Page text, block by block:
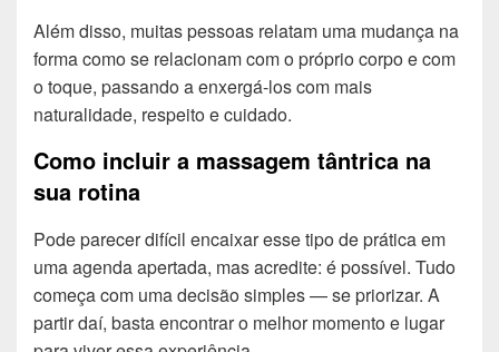
Além disso, muitas pessoas relatam uma mudança na
forma como se relacionam com o próprio corpo e com
o toque, passando a enxergá-los com mais
naturalidade, respeito e cuidado.
Como incluir a massagem tântrica na
sua rotina
Pode parecer difícil encaixar esse tipo de prática em
uma agenda apertada, mas acredite: é possível. Tudo
começa com uma decisão simples — se priorizar. A
partir daí, basta encontrar o melhor momento e lugar